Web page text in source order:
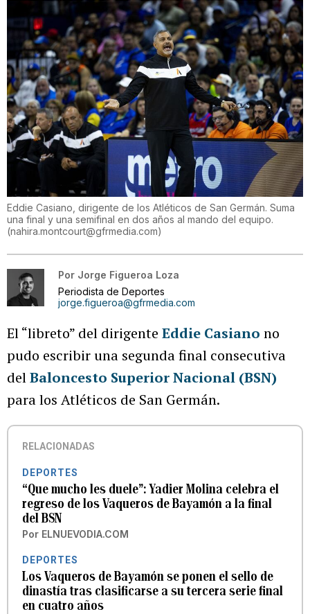
Eddie Casiano, dirigente de los Atléticos de San Germán. Suma
una final y una semifinal en dos años al mando del equipo.
(nahira.montcourt@gfrmedia.com)
Por Jorge Figueroa Loza
Periodista de Deportes
jorge.figueroa@gfrmedia.com
El “libreto” del dirigente Eddie Casiano no
pudo escribir una segunda final consecutiva
delBaloncesto Superior Nacional (BSN)
para los Atléticos de San Germán.
RELACIONADAS
DEPORTES
“Que mucho les duele”: Yadier Molina celebra el
regreso de los Vaqueros de Bayamón a la final
del BSN
Por ELNUEVODIA.COM
DEPORTES
Los Vaqueros de Bayamón se ponen el sello de
dinastía tras clasificarse a su tercera serie final
en cuatro años